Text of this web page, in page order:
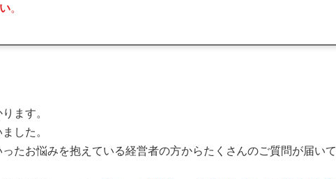
い。
ます。
した。
たお悩みを抱えている経営者の方からたくさんのご質問が届い